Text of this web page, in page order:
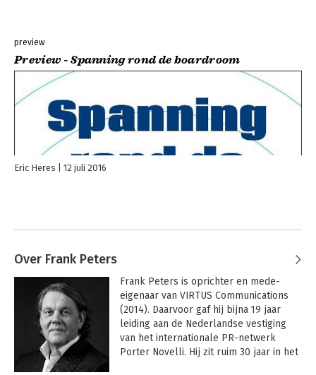
preview
Preview - Spanning rond de boardroom
Eric Heres 12 juli 2016
Over Frank Peters
Frank Peters is oprichter en mede-
eigenaar van VIRTUS Communications
(2014). Daarvoor gaf hij bijna 19 jaar
leiding aan de Nederlandse vestiging
van het internationale PR-netwerk
Porter Novelli. Hij zit ruim 30 jaar in het